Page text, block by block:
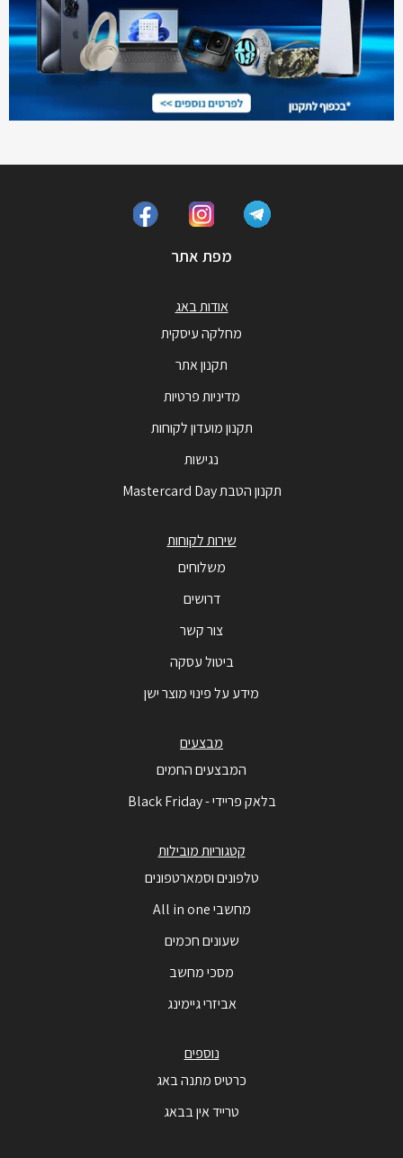
מפת אתר
אודות באג
מחלקה עיסקית
תקנון אתר
מדיניות פרטיות
תקנון מועדון לקוחות
נגישות
תקנון הטבת Mastercard Day
שירות לקוחות
משלוחים
דרושים
צור קשר
ביטול עסקה
מידע על פינוי מוצר ישן
מבצעים
המבצעים החמים
בלאק פריידי - Black Friday
קטגוריות מובילות
טלפונים וסמארטפונים
מחשבי All in one
שעונים חכמים
מסכי מחשב
אביזרי גיימינג
נוספים
כרטיס מתנה באג
טרייד אין בבאג